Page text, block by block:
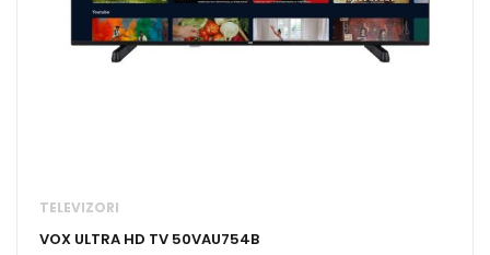
TELEVIZORI
VOX ULTRA HD TV 50VAU754B